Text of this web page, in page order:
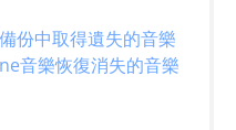
份中取得遺失的音樂
音樂恢復消失的音樂